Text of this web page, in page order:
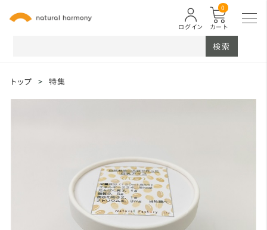
カート
0
ログイン
検索
トップ > 特集